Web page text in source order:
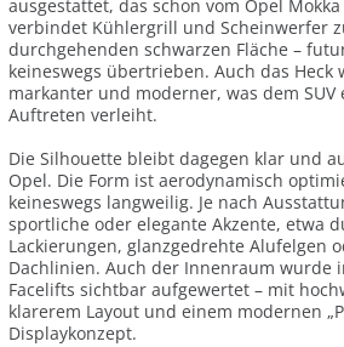
ausgestattet, das schon vom Opel
verbindet Kühlergrill und Scheinwerfer
durchgehenden schwarzen Fläche –
keineswegs übertrieben. Auch das Heck
markanter und moderner, was dem SUV
Auftreten verleiht.
Die Silhouette bleibt dagegen klar und
Opel. Die Form ist aerodynamisch
keineswegs langweilig. Je nach
sportliche oder elegante Akzente, etwa
Lackierungen, glanzgedrehte Alufelgen
Dachlinien. Auch der Innenraum wurde
Facelifts sichtbar aufgewertet – mit
klarerem Layout und einem modernen
Displaykonzept.